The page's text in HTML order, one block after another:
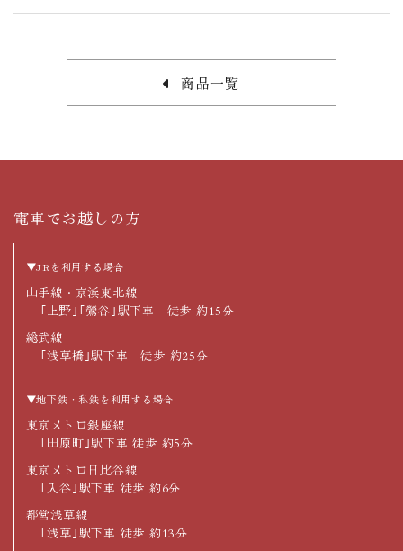
商品一覧
電車でお越しの方
▼JRを利用する場合
山手線・京浜東北線
｢上野｣｢鶯谷｣駅下車 徒歩 約15分
総武線
｢浅草橋｣駅下車 徒歩 約25分
▼地下鉄・私鉄を利用する場合
東京メトロ銀座線
｢田原町｣駅下車 徒歩 約5分
東京メトロ日比谷線
｢入谷｣駅下車 徒歩 約6分
都営浅草線
｢浅草｣駅下車 徒歩 約13分